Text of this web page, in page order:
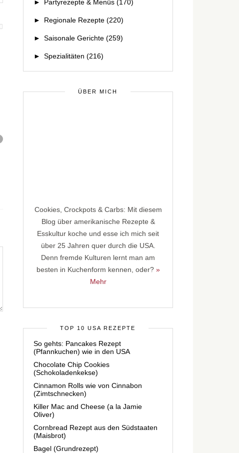
► Partyrezepte & Menüs (170)
► Regionale Rezepte (220)
► Saisonale Gerichte (259)
► Spezialitäten (216)
ÜBER MICH
Cookies, Crockpots & Carbs: Mit diesem
Blog über amerikanische Rezepte &
Esskultur koche und esse ich mich seit
über 25 Jahren quer durch die USA.
Denn fremde Kulturen lernt man am
besten in Kuchenform kennen, oder? »
Mehr
TOP 10 USA REZEPTE
So gehts: Pancakes Rezept
(Pfannkuchen) wie in den USA
Chocolate Chip Cookies
(Schokoladenkekse)
Cinnamon Rolls wie von Cinnabon
(Zimtschnecken)
Killer Mac and Cheese (a la Jamie
Oliver)
Cornbread Rezept aus den Südstaaten
(Maisbrot)
Bagel (Grundrezept)